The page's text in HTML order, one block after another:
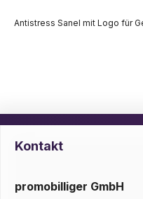
Antistress Sanel mit Logo für
Kontakt
promobilliger GmbH